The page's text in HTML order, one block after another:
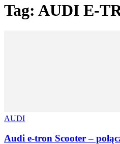
Tag: AUDI E-
AUDI
Audi e-tron Scooter –